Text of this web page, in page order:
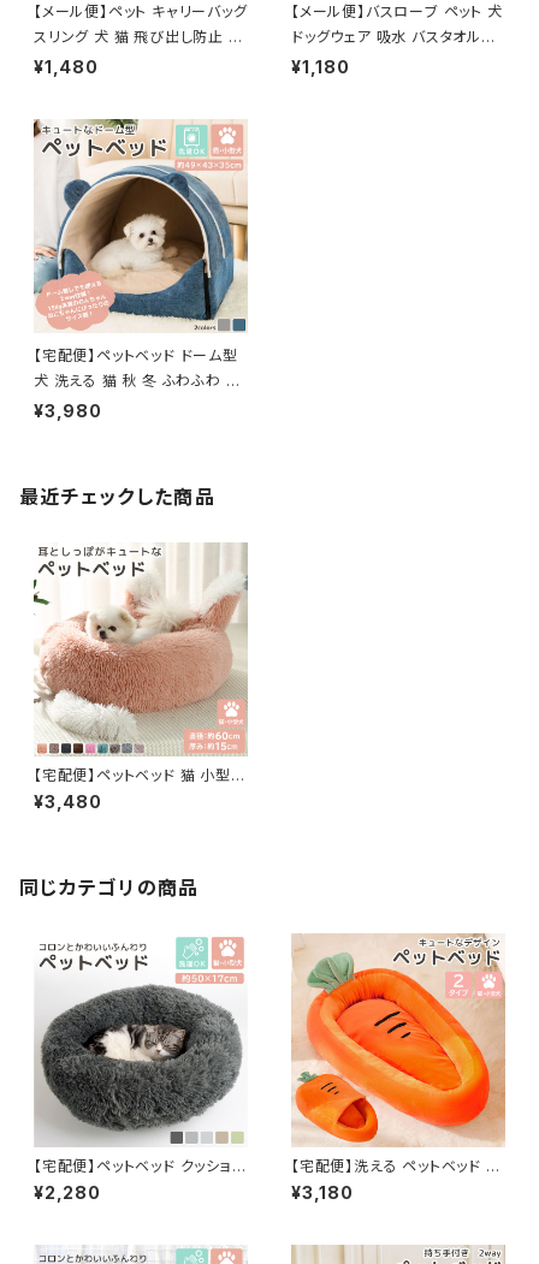
【メール便】ペット キャリーバッグ
スリング 犬 猫 飛び出し防止 抱
っこひも／pets059
¥1,480
【メール便】バスローブ ペット 犬
ドッグウェア 吸水 バスタオル／
pets025
¥1,180
【宅配便】ペットベッド ドーム型
犬 洗える 猫 秋 冬 ふわふわ ／
pets006
¥3,980
最近チェックした商品
【宅配便】ペットベッド 猫 小型犬
おしゃれ かわいい ペットグッズ
ペットソファ 耳付き しっぽ付き
¥3,480
同じカテゴリの商品
【宅配便】ペットベッド クッション
猫 犬 洗える 滑り止め付き ふわ
ふわ もこもこ／pets001
¥2,280
【宅配便】洗える ペットベッド ク
ッション付き 2点セット 犬 猫 リ
バーシブル 2way／pets030
¥3,180